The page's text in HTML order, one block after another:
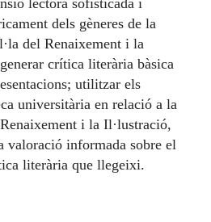
dels gèneres de la
del Renaixement i la
crítica literària bàsica
utilitzar els
universitària en relació a la
i la Il·lustració,
valoració informada sobre el
literària que llegeixi.